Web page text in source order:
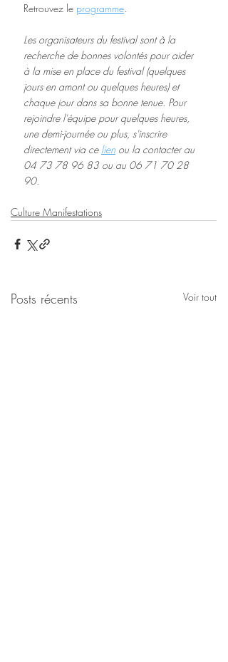
Retrouvez le programme.
Les organisateurs du festival sont à la
recherche de bonnes volontés pour aider
à la mise en place du festival (quelques
jours en amont ou quelques heures) et
chaque jour dans sa bonne tenue. Pour
rejoindre l'équipe pour quelques heures,
une demi-journée ou plus, s'inscrire
directement via ce lien ou la contacter au
04 73 78 96 83 ou au 06 71 70 28
90.
Culture Manifestations
Posts récents Voir tout